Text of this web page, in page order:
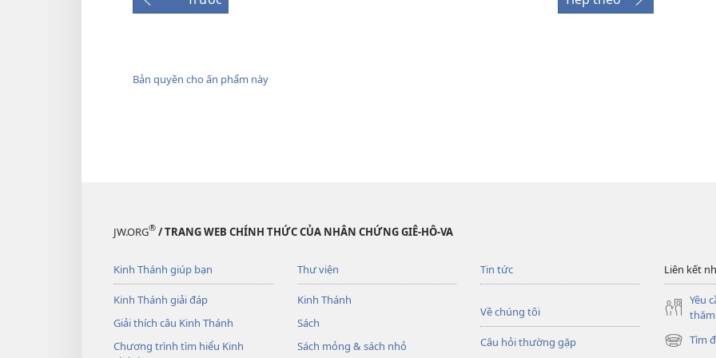
Bản quyền cho ấn phẩm này
JW.ORG® / TRANG WEB CHÍNH THỨC CỦA NHÂN CHỨNG GIÊ-HÔ-VA
Kinh Thánh giúp bạn
Kinh Thánh giải đáp
Giải thích câu Kinh Thánh
Chương trình tìm hiểu Kinh
Thư viện
Kinh Thánh
Sách
Sách mỏng & sách nhỏ
Tin tức
Về chúng tôi
Câu hỏi thường gặp
Liên kết
Yêu
thăm
Tìm
(mở